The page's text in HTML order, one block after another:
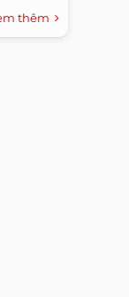
thêm